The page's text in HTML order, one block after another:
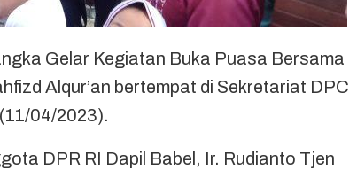
Gelar Kegiatan Buka Puasa Bersama
Alqur’an bertempat di Sekretariat DPC
04/2023).
DPR RI Dapil Babel, Ir. Rudianto Tjen